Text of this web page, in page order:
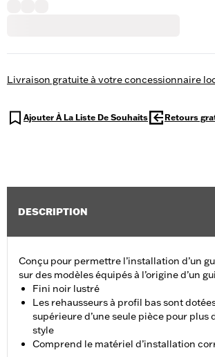
Livraison gratuite à votre concessionnaire
Ajouter À La Liste De Souhaits Retours
DESCRIPTION
Conçu pour permettre l’installation d’un
sur des modèles équipés à l’origine d’un
Fini noir lustré
Les rehausseurs à profil bas sont
supérieure d’une seule pièce pour plus
style
Comprend le matériel d’installation